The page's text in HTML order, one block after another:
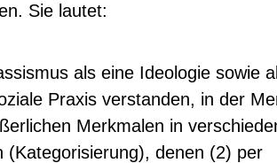
Sie lautet:
als eine Ideologie sowie
Praxis verstanden, in der
Merkmalen in
(Kategorisierung), denen (2) per